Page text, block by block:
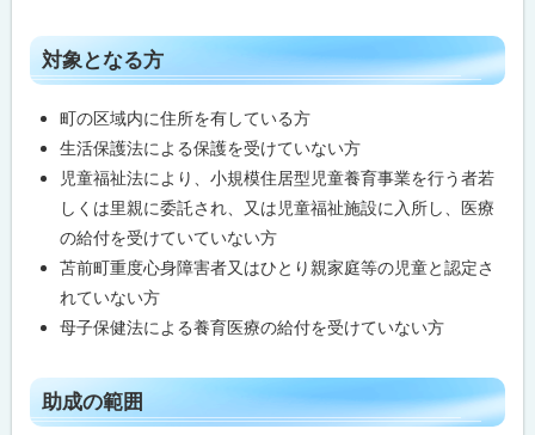
ト
ッ
対象となる方
町の区域内に住所を有している方
生活保護法による保護を受けていない方
児童福祉法により、小規模住居型児童養育事業を行う者若
しくは里親に委託され、又は児童福祉施設に入所し、医療
の給付を受けていていない方
苫前町重度心身障害者又はひとり親家庭等の児童と認定さ
れていない方
母子保健法による養育医療の給付を受けていない方
ト
ッ
助成の範囲